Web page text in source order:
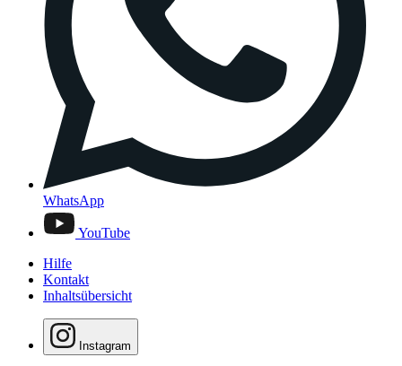
WhatsApp
YouTube
Hilfe
Kontakt
Inhaltsübersicht
Instagram